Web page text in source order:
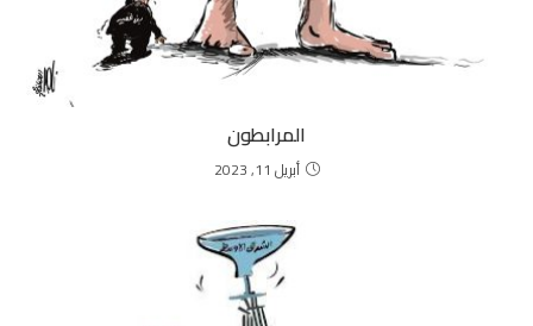
المرابطون
أبريل 11, 2023